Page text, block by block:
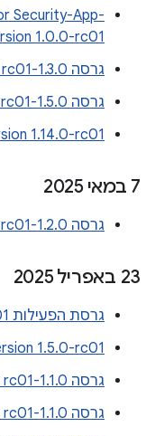
Security-App-
1.0.0-rc01
גרסה 1.3.0-rc01 של Wear ProtoLayout
גרסה 1.5.0-rc01 של Wear Tiles
1.14.0-rc01
‫7 במאי 2025
גרסה 1.2.0-rc01 של RecyclerView-Selection
‫23 באפריל 2025
גרסת הפעילות ‎1.11.0-rc01
1.5.0-rc01
גרסה 1.1.0-rc01 של DocumentFile
גרסה 1.1.0-rc01 של Health Connect